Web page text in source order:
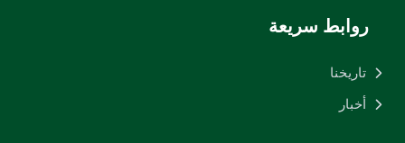
روابط سريعة
تاريخنا
أخبار